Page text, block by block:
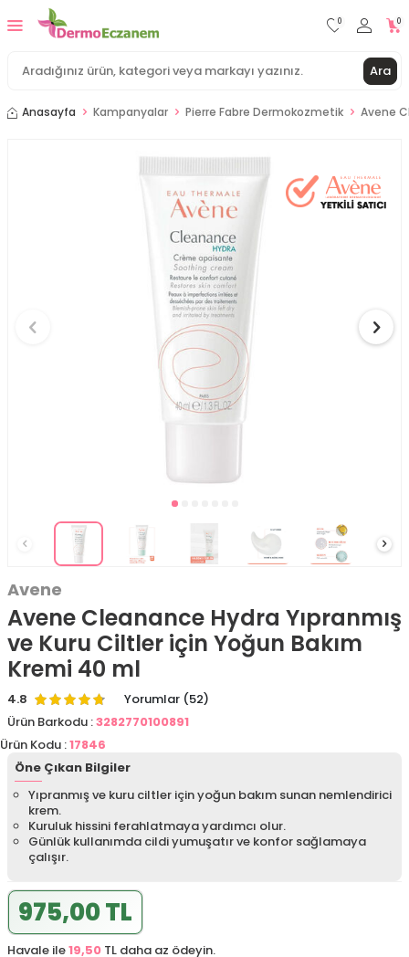
Ara
0 0
Anasayfa Kampanyalar Pierre Fabre Dermokozmetik Avene
Avene
Avene Cleanance Hydra Yıpranmış
ve Kuru Ciltler için Yoğun Bakım
Kremi 40 ml
4.8
Yorumlar (52)
Ürün Barkodu :3282770100891
Ürün Kodu :17846
Öne Çıkan Bilgiler
Yıpranmış ve kuru ciltler için yoğun bakım sunan nemlendirici
krem.
Kuruluk hissini ferahlatmaya yardımcı olur.
Günlük kullanımda cildi yumuşatır ve konfor sağlamaya
çalışır.
975,00 TL
Havale ile19,50 TL daha az ödeyin.